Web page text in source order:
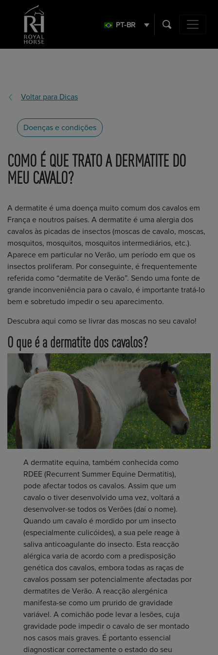
PT-BR
Doenças e condições
Voltar para Dicas
COMO É QUE TRATO A DERMATITE DO
MEU CAVALO?
A dermatite é uma doença muito comum dos cavalos em
França e noutros países. A dermatite é uma alergia dos
cavalos às picadas de insectos (moscas de cavalo, moscas,
mosquitos, mosquitos, mosquitos intermediários, etc.).
Aparece em particular no Verão, um período em que os
insectos proliferam. Por conseguinte, é frequentemente
referida como “dermatite de Verão”. Sendo uma fonte de
grande inconveniência para o cavalo, é importante tratá-lo
bem e sobretudo impedir o seu aparecimento.
Descubra aqui como se livrar das moscas no seu cavalo!
O que é a dermatite dos cavalos?
A dermatite equina, também conhecida como
RDEE (Recurrent Summer Equine Dermatitis),
pode afectar todos os cavalos. Assim que um
cavalo o tiver desenvolvido uma vez, voltará a
desenvolver-se todos os Verões (daí o nome).
Quando um cavalo é mordido por um insecto
(especialmente culicóides), a sua pele reage à
saliva anticoagulante do insecto. Esta reacção
alérgica varia de acordo com a predisposição
genética dos cavalos, embora todas as raças de
cavalos possam ser potencialmente afectadas por
dermatites de Verão. A reacção alergénica
manifesta-se como um prurido de gravidade
variável. A comichão pode levar a lesões, cuja
gravidade pode impedir o cavalo de ser montado
nos casos mais graves. É portanto essencial
diagnosticar correctamente o estado do seu